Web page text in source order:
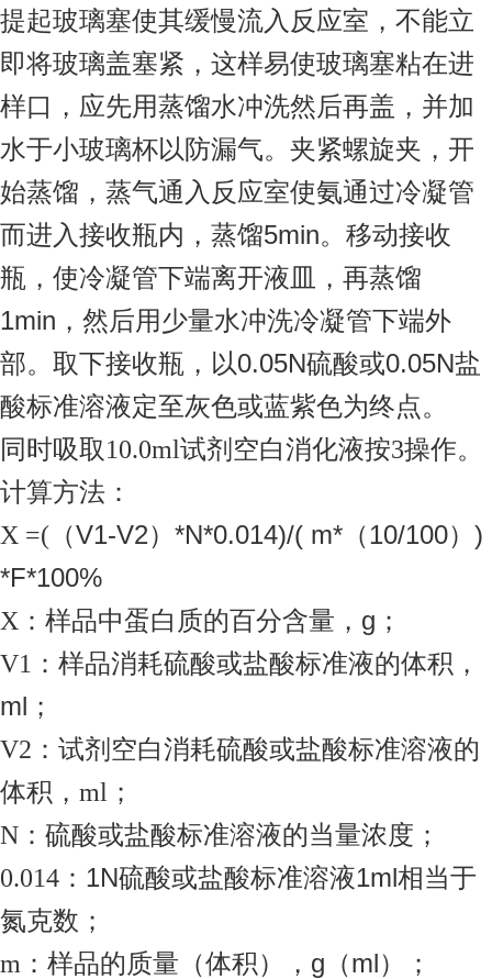
提起玻璃塞使其缓慢流入反应室，不能立
即将玻璃盖塞紧，这样易使玻璃塞粘在进
样口，应先用蒸馏水冲洗然后再盖，并加
水于小玻璃杯以防漏气。夹紧螺旋夹，开
始蒸馏，蒸气通入反应室使氨通过冷凝管
而进入接收瓶内，蒸馏5min。移动接收
瓶，使冷凝管下端离开液皿，再蒸馏
1min ，然后用少量水冲洗冷凝管下端外
部。取下接收瓶，以0.05N硫酸或0.05N盐
酸标准溶液定至灰色或蓝紫色为终点。
同时吸取10.0ml试剂空白消化液按3操作。
计算方法：
X =( （V1-V2） *N*0.014)/( m* （10/100） )
*F*100%
X ：样品中蛋白质的百分含量， g ；
V1 ：样品消耗硫酸或盐酸标准液的体积，
ml ；
V2 ：试剂空白消耗硫酸或盐酸标准溶液的
体积， ml ；
N ：硫酸或盐酸标准溶液的当量浓度；
0.014 ： 1N硫酸或盐酸标准溶液1ml相当于
氮克数；
m ：样品的质量（体积）， g （ml）；